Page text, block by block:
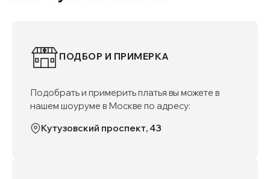
ПОДБОР И ПРИМЕРКА
Подобрать и примерить платья вы можете в
нашем шоуруме в Москве по адресу:
Кутузовский проспект, 43